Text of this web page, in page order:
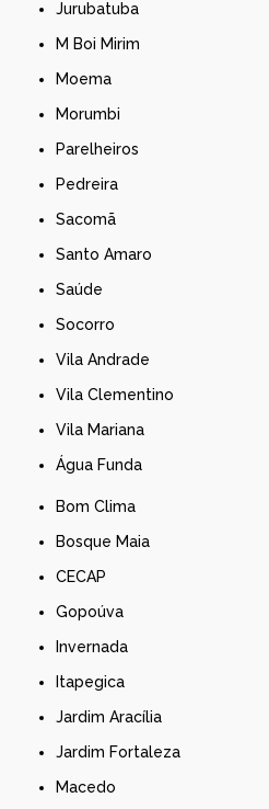
Jurubatuba
M Boi Mirim
Moema
Morumbi
Parelheiros
Pedreira
Sacomã
Santo Amaro
Saúde
Socorro
Vila Andrade
Vila Clementino
Vila Mariana
Água Funda
Bom Clima
Bosque Maia
CECAP
Gopoúva
Invernada
Itapegica
Jardim Aracília
Jardim Fortaleza
Macedo